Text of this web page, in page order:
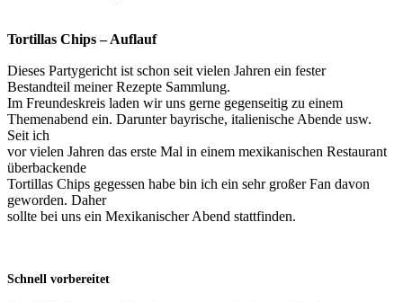
Tortillas Chips – Auflauf
Dieses Partygericht ist schon seit vielen Jahren ein fester
Bestandteil meiner Rezepte Sammlung.
Im Freundeskreis laden wir uns gerne gegenseitig zu einem
Themenabend ein. Darunter bayrische, italienische Abende usw.
Seit ich
vor vielen Jahren das erste Mal in einem mexikanischen Restaurant
überbackende
Tortillas Chips gegessen habe bin ich ein sehr großer Fan davon
geworden. Daher
sollte bei uns ein Mexikanischer Abend stattfinden.
Schnell vorbereitet